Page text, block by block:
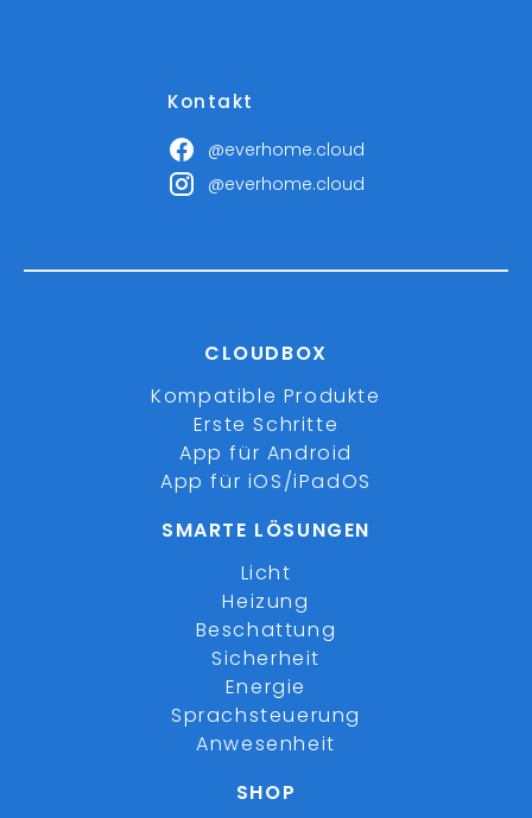
Kontakt
@everhome.cloud
@everhome.cloud
CLOUDBOX
Kompatible Produkte
Erste Schritte
App für Android
App für iOS/iPadOS
SMARTE LÖSUNGEN
Licht
Heizung
Beschattung
Sicherheit
Energie
Sprachsteuerung
Anwesenheit
SHOP